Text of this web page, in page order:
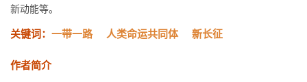
新动能等。
关键词： 一带一路 人类命运共同体 新长征
作者简介